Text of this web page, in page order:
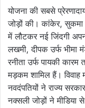
योजना की सबसे
जोड़ों की। कांकेर, सुकमा
में लौटकर नई जिंदगी
लखमी, दीपक उर्फ भीमा
रनीता उर्फ पायकी कारम
मड़कम शामिल हैं। विवाह
नवदंपतियों ने राज्य
नक्सली जोड़ों ने मीडिया